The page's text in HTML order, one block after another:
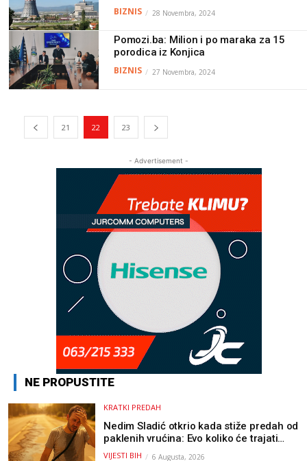
BIZNIS 28 Novembra, 2024
Pomozi.ba: Milion i po maraka za 15
porodica iz Konjica
BIZNIS 27 Novembra, 2024
21 22 23
- Advertisement -
NE PROPUSTITE
KRATKI PREDAH
Nedim Sladić otkrio kada stiže predah od
paklenih vrućina: Evo koliko će trajati
osvježenje u BiH
VIJESTI BIH 6 Augusta, 2026